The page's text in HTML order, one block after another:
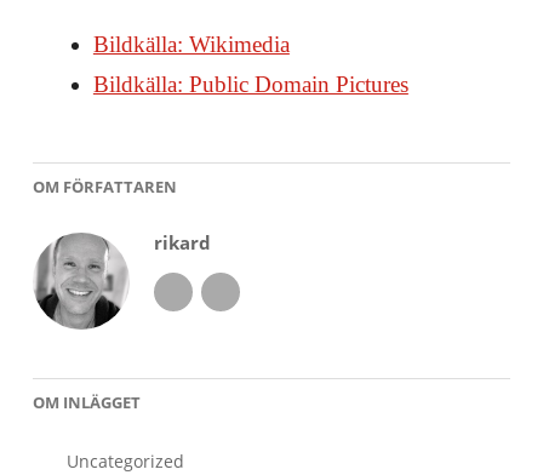
Bildkälla: Wikimedia
Bildkälla: Public Domain Pictures
OM FÖRFATTAREN
rikard
OM INLÄGGET
Uncategorized